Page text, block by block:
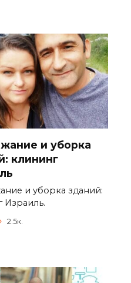
и уборка
клининг
и уборка зданий:
Израиль.
2.5к.